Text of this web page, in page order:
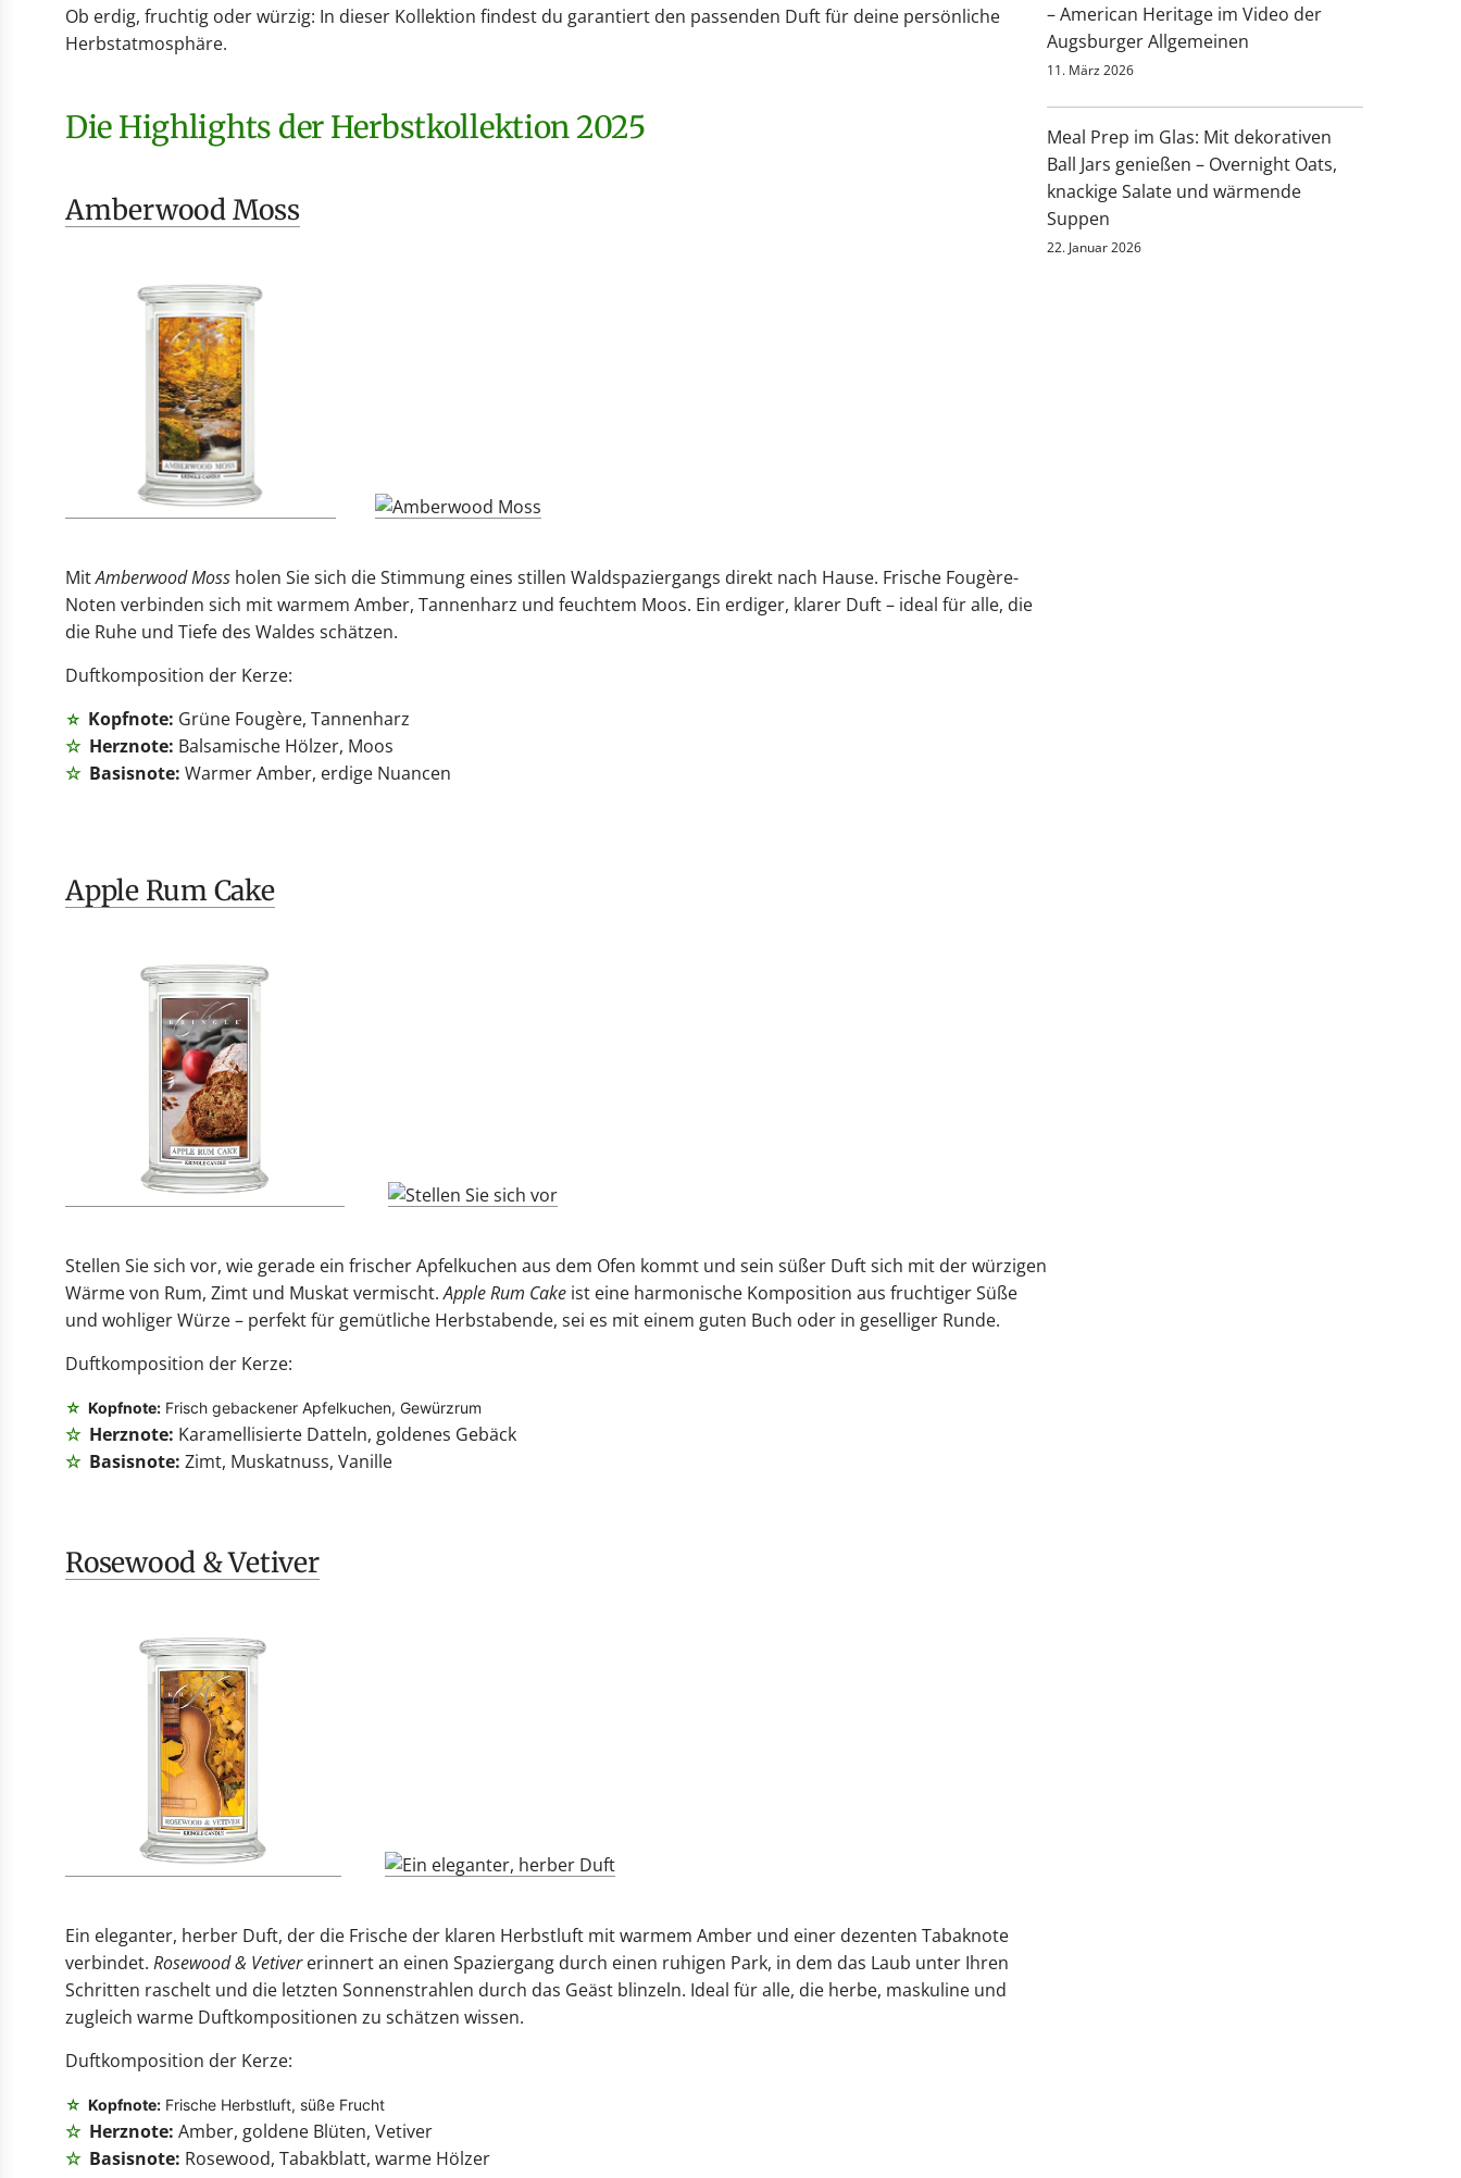
Ob erdig, fruchtig oder würzig: In dieser Kollektion findest du garantiert den passenden Duft für deine persönliche
Herbstatmosphäre.
Die Highlights der Herbstkollektion 2025
Amberwood Moss
MitAmberwood Moss holen Sie sich die Stimmung eines stillen Waldspaziergangs direkt nach Hause. Frische Fougère-
Noten verbinden sich mit warmem Amber, Tannenharz und feuchtem Moos. Ein erdiger, klarer Duft – ideal für alle, die
die Ruhe und Tiefe des Waldes schätzen.
Duftkomposition der Kerze:
☆ Kopfnote: Grüne Fougère, Tannenharz
☆ Herznote: Balsamische Hölzer, Moos
☆ Basisnote: Warmer Amber, erdige Nuancen
Apple Rum Cake
Stellen Sie sich vor, wie gerade ein frischer Apfelkuchen aus dem Ofen kommt und sein süßer Duft sich mit der würzigen
Wärme von Rum, Zimt und Muskat vermischt.Apple Rum Cake ist eine harmonische Komposition aus fruchtiger Süße
und wohliger Würze – perfekt für gemütliche Herbstabende, sei es mit einem guten Buch oder in geselliger Runde.
Duftkomposition der Kerze:
☆ Kopfnote: Frisch gebackener Apfelkuchen, Gewürzrum
☆ Herznote: Karamellisierte Datteln, goldenes Gebäck
☆ Basisnote: Zimt, Muskatnuss, Vanille
Rosewood & Vetiver
Ein eleganter, herber Duft, der die Frische der klaren Herbstluft mit warmem Amber und einer dezenten Tabaknote
verbindet. Rosewood & Vetivererinnert an einen Spaziergang durch einen ruhigen Park, in dem das Laub unter Ihren
Schritten raschelt und die letzten Sonnenstrahlen durch das Geäst blinzeln. Ideal für alle, die herbe, maskuline und
zugleich warme Duftkompositionen zu schätzen wissen.
Duftkomposition der Kerze:
☆ Kopfnote: Frische Herbstluft, süße Frucht
☆ Herznote: Amber, goldene Blüten, Vetiver
☆ Basisnote: Rosewood, Tabakblatt, warme Hölzer
– American Heritage im Video der
Augsburger Allgemeinen
11. März 2026
Meal Prep im Glas: Mit dekorativen
Ball Jars genießen – Overnight Oats,
knackige Salate und wärmende
Suppen
22. Januar 2026